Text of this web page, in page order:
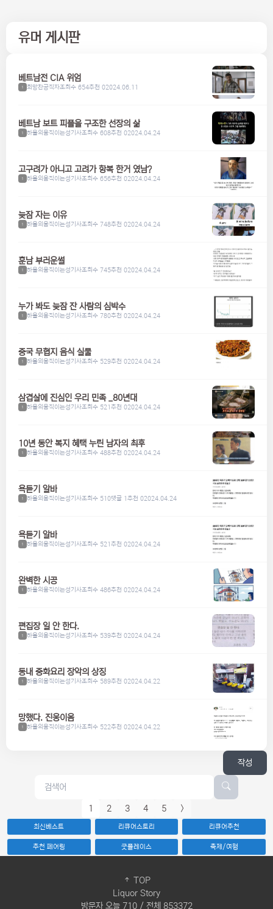
유머 게시판
베트남전 CIA 위엄
1 희망찬공직자조회수 654추천 02024.06.11
베트남 보트 피플을 구조한 선장의 삶
1 하울의움직이는성기사조회수 608추천 02024.04.24
고구려가 아니고 고려가 항복 한거 였남?
1 하울의움직이는성기사조회수 656추천 02024.04.24
늦잠 자는 이유
1 하울의움직이는성기사조회수 748추천 02024.04.24
훈남 부러운썰
1 하울의움직이는성기사조회수 745추천 02024.04.24
누가 봐도 늦잠 잔 사람의 심박수
1 하울의움직이는성기사조회수 780추천 02024.04.24
중국 무협지 음식 실물
1 하울의움직이는성기사조회수 529추천 02024.04.24
삼겹살에 진심인 우리 민족 _80년대
1 하울의움직이는성기사조회수 521추천 02024.04.24
10년 동안 복지 혜택 누린 남자의 최후
1 하울의움직이는성기사조회수 488추천 02024.04.24
욕듣기 알바
1 하울의움직이는성기사조회수 510댓글 1추천 02024.04.24
욕듣기 알바
1 하울의움직이는성기사조회수 521추천 02024.04.24
완벽한 시공
1 하울의움직이는성기사조회수 486추천 02024.04.24
편집장 일 안 한다.
1 하울의움직이는성기사조회수 539추천 02024.04.24
동내 중화요리 장악의 상징
1 하울의움직이는성기사조회수 589추천 02024.04.22
망했다. 진웅이옴
1 하울의움직이는성기사조회수 522추천 02024.04.22
작성
1 2 3 4 5 >
최신베스트 리큐어스토리 리큐어추천
추천 페어링 굿플레이스 축제/여행
Liquor Story
TOP
방문자 오늘 710 / 전체 853372